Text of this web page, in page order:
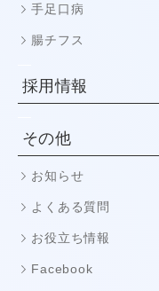
手足口病
腸チフス
採用情報
その他
お知らせ
よくある質問
お役立ち情報
Facebook